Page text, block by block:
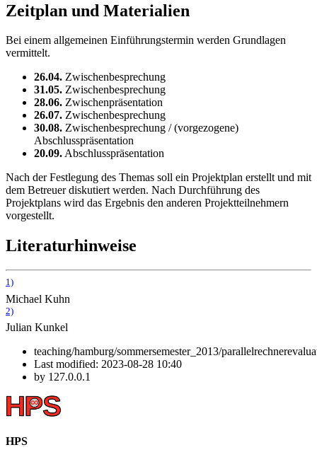
Zeitplan und Materialien
Bei einem allgemeinen Einführungstermin werden Grundlagen
vermittelt.
26.04. Zwischenbesprechung
31.05. Zwischenbesprechung
28.06. Zwischenpräsentation
26.07. Zwischenbesprechung
30.08. Zwischenbesprechung / (vorgezogene)
Abschlusspräsentation
20.09.Abschlusspräsentation
Nach der Festlegung des Themas soll ein Projektplan erstellt und mit
dem Betreuer diskutiert werden. Nach Durchführung des
Projektplans wird das Ergebnis den anderen Projektteilnehmern
vorgestellt.
Literaturhinweise
1)
Michael Kuhn
2)
Julian Kunkel
teaching/hamburg/sommersemester_2013/
Last modified: 2023-08-28 10:40
by 127.0.0.1
HPS